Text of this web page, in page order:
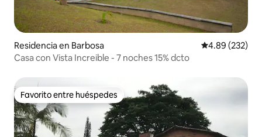
Residencia en Barbosa Calificación
4.89 (232)
Casa con Vista Increible - 7 noches 15% dcto
Favorito entre huéspedes
Favorito entre huéspedes